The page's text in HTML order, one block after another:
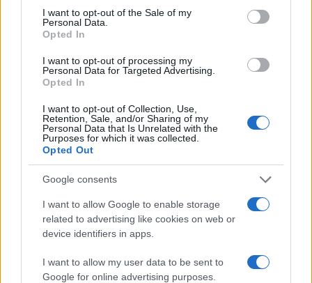
consent section.
I want to opt-out of the Sale of my
Personal Data.
Opted In
I want to opt-out of processing my
Personal Data for Targeted Advertising.
Opted In
I want to opt-out of Collection, Use,
Retention, Sale, and/or Sharing of my
Personal Data that Is Unrelated with the
Purposes for which it was collected.
Opted Out
Google consents
I want to allow Google to enable storage
related to advertising like cookies on web or
device identifiers in apps.
I want to allow my user data to be sent to
Google for online advertising purposes.
Διάβασε περισσότερα και δες το βίντεο
στοzappit.gr
ΔΙΑΦΗΜΙΣΗ